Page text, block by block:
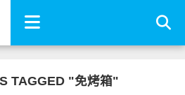
TAGGED "免烤箱"